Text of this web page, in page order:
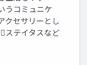
うコミュニケ
クセサリーとし
ステイタスなど